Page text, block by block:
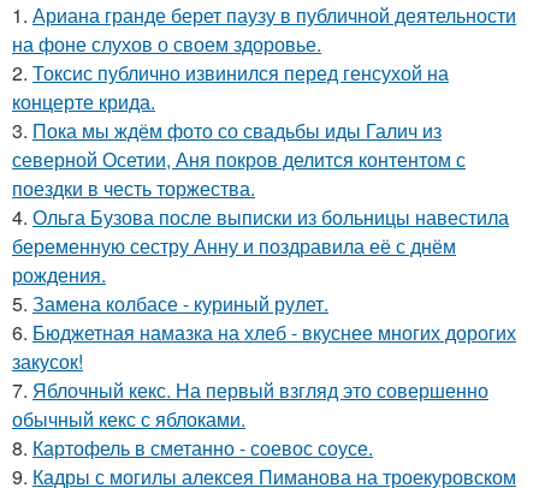
1. Ариана гранде берет паузу в публичной деятельности
на фоне слухов о своем здоровье.
2. Токсис публично извинился перед генсухой на
концерте крида.
3. Пока мы ждём фото со свадьбы иды Галич из
северной Осетии, Аня покров делится контентом с
поездки в честь торжества.
4. Ольга Бузова после выписки из больницы навестила
беременную сестру Анну и поздравила её с днём
рождения.
5. Замена колбасе - куриный рулет.
6. Бюджетная намазка на хлеб - вкуснее многих дорогих
закусок!
7. Яблочный кекс. На первый взгляд это совершенно
обычный кекс с яблоками.
8. Картофель в сметанно - соевос соусе.
9. Кадры с могилы алексея Пиманова на троекуровском